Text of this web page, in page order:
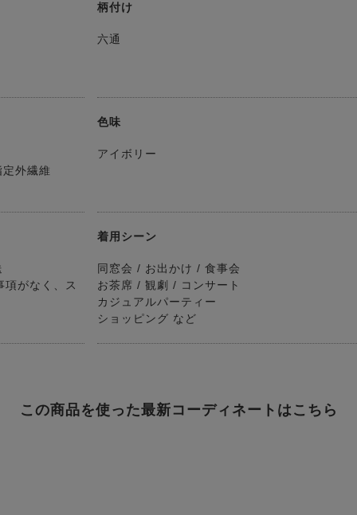
柄付け
六通
外繊維
色味
アイボリー
がなく、ス
着用シーン
同窓会 / お出かけ / 食事会
お茶席 / 観劇 / コンサート
カジュアルパーティー
ショッピング など
この商品を使った最新コーディネートはこちら